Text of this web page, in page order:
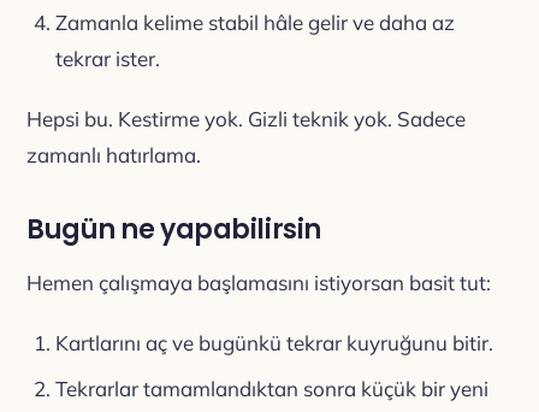
Zamanla kelime stabil hâle gelir ve daha az
tekrar ister.
Hepsi bu. Kestirme yok. Gizli teknik yok. Sadece
zamanlı hatırlama.
Bugün ne yapabilirsin
Hemen çalışmaya başlamasını istiyorsan basit tut:
Kartlarını aç ve bugünkü tekrar kuyruğunu bitir.
Tekrarlar tamamlandıktan sonra küçük bir yeni